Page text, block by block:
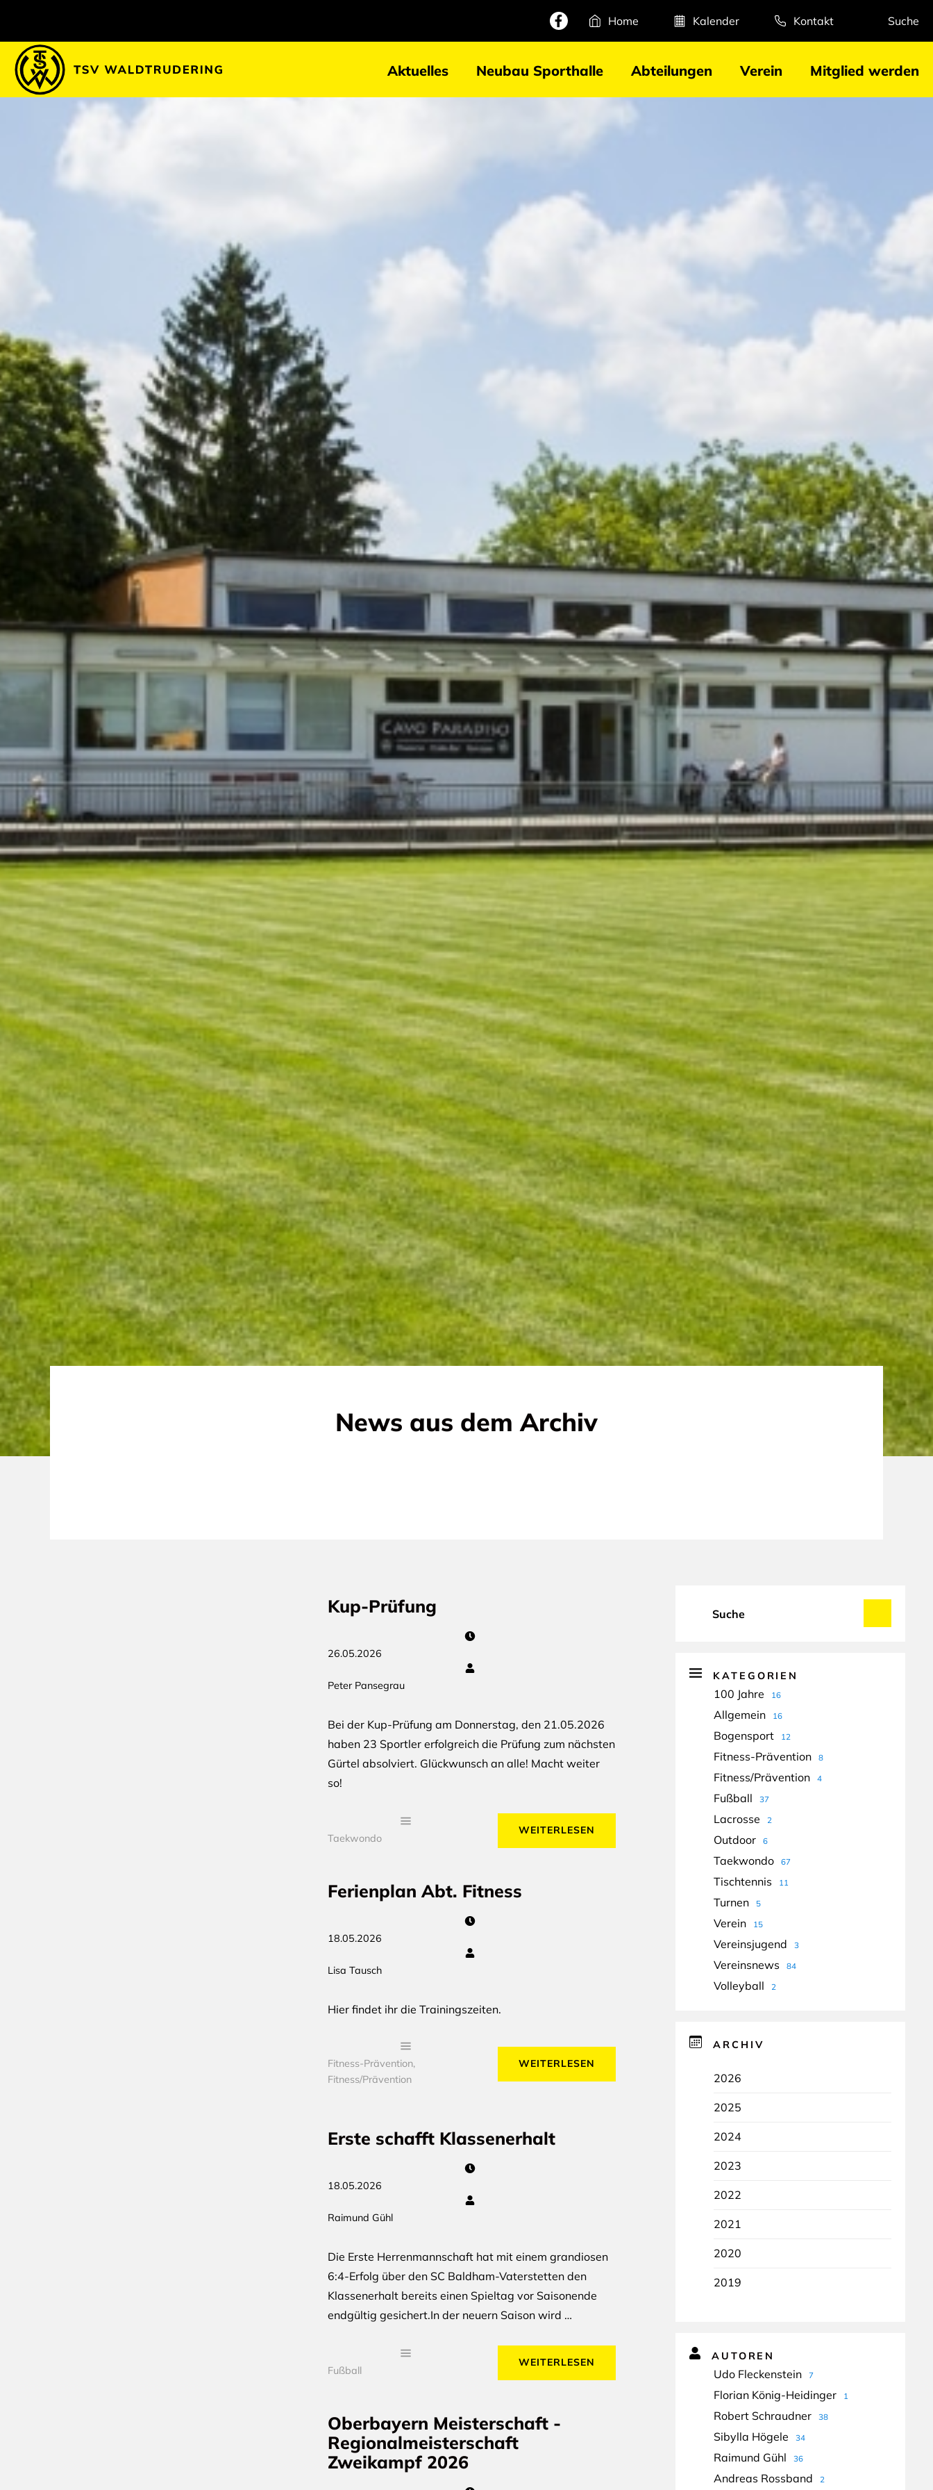
Home Kalender Kontakt Suche
Aktuelles Neubau Sporthalle Abteilungen Verein Mitglied werden
News aus dem Archiv
Kup-Prüfung
26.05.2026
Peter Pansegrau
Bei der Kup-Prüfung am Donnerstag, den 21.05.2026
haben 23 Sportler erfolgreich die Prüfung zum nächsten
Gürtel absolviert. Glückwunsch an alle! Macht weiter
so!
Taekwondo
WEITERLESEN
Ferienplan Abt. Fitness
18.05.2026
Lisa Tausch
Hier findet ihr die Trainingszeiten.
Fitness-Prävention,
Fitness/Prävention
WEITERLESEN
Erste schafft Klassenerhalt
18.05.2026
Raimund Gühl
Die Erste Herrenmannschaft hat mit einem grandiosen
6:4-Erfolg über den SC Baldham-Vaterstetten den
Klassenerhalt bereits einen Spieltag vor Saisonende
endgültig gesichert.In der neuern Saison wird …
Fußball
WEITERLESEN
Oberbayern Meisterschaft -
Regionalmeisterschaft
Zweikampf 2026
KATEGORIEN
100 Jahre 16
Allgemein 16
Bogensport 12
Fitness-Prävention 8
Fitness/Prävention 4
Fußball 37
Lacrosse 2
Outdoor 6
Taekwondo 67
Tischtennis 11
Turnen 5
Verein 15
Vereinsjugend 3
Vereinsnews 84
Volleyball 2
ARCHIV
2026
2025
2024
2023
2022
2021
2020
2019
AUTOREN
Udo Fleckenstein 7
Florian König-Heidinger 1
Robert Schraudner 38
Sibylla Högele 34
Raimund Gühl 36
Andreas Rossband 2